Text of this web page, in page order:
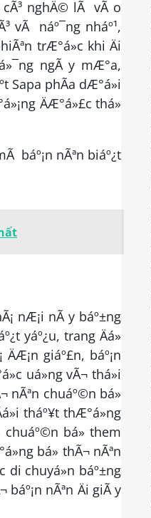
cÃ³ nghÄ© lÃ vÃ o
vÃ náº¯ng nháº¹,
trÆ°á»c khi Äi
ngÃ y mÆ°a,
Sapa phÃ­a dÆ°á»i
ÄÆ°á»£c thá»
nÆ¡i nÃ y báº±ng
yáº¿u, trang Äá»
giáº£n, báº¡n
uá»ng vÃ¬ thá»i
nÃªn chuáº©n bá»
tháº¥t thÆ°á»ng
chuáº©n bá» them
bá» thÃ¬ nÃªn
di chuyá»n báº±ng
báº¡n nÃªn Äi giÃ y